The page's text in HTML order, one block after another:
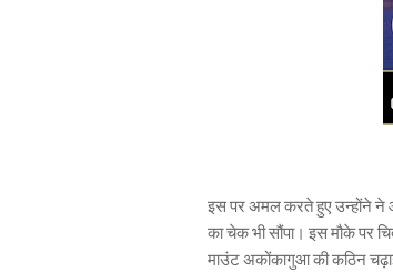
इस पर अमल करते हुए उन्होंने ने
का चेक भी सौंपा। इस मौके पर
माउंट अकोंकागुआ की कठिन